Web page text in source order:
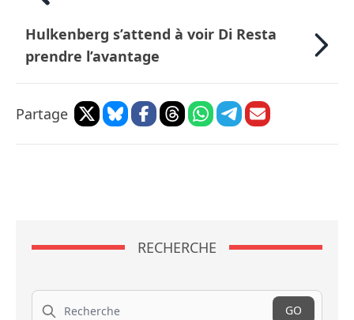
Hulkenberg s’attend à voir Di Resta
prendre l’avantage
Partage
RECHERCHE
Recherche
GO